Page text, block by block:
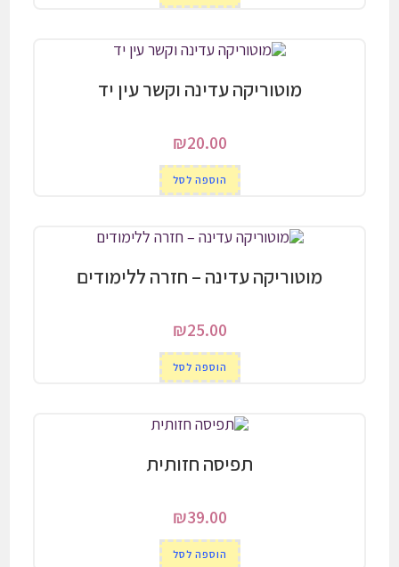
מוטוריקה עדינה וקשר עין יד
₪20.00
הוספה לסל
מוטוריקה עדינה – חזרה ללימודים
₪25.00
הוספה לסל
תפיסה חזותית
₪39.00
הוספה לסל